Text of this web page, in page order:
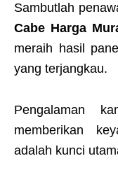
Sambutlah
Cabe Harga
meraih hasil
yang terjangkau.
Pengalaman
memberikan
adalah kunci